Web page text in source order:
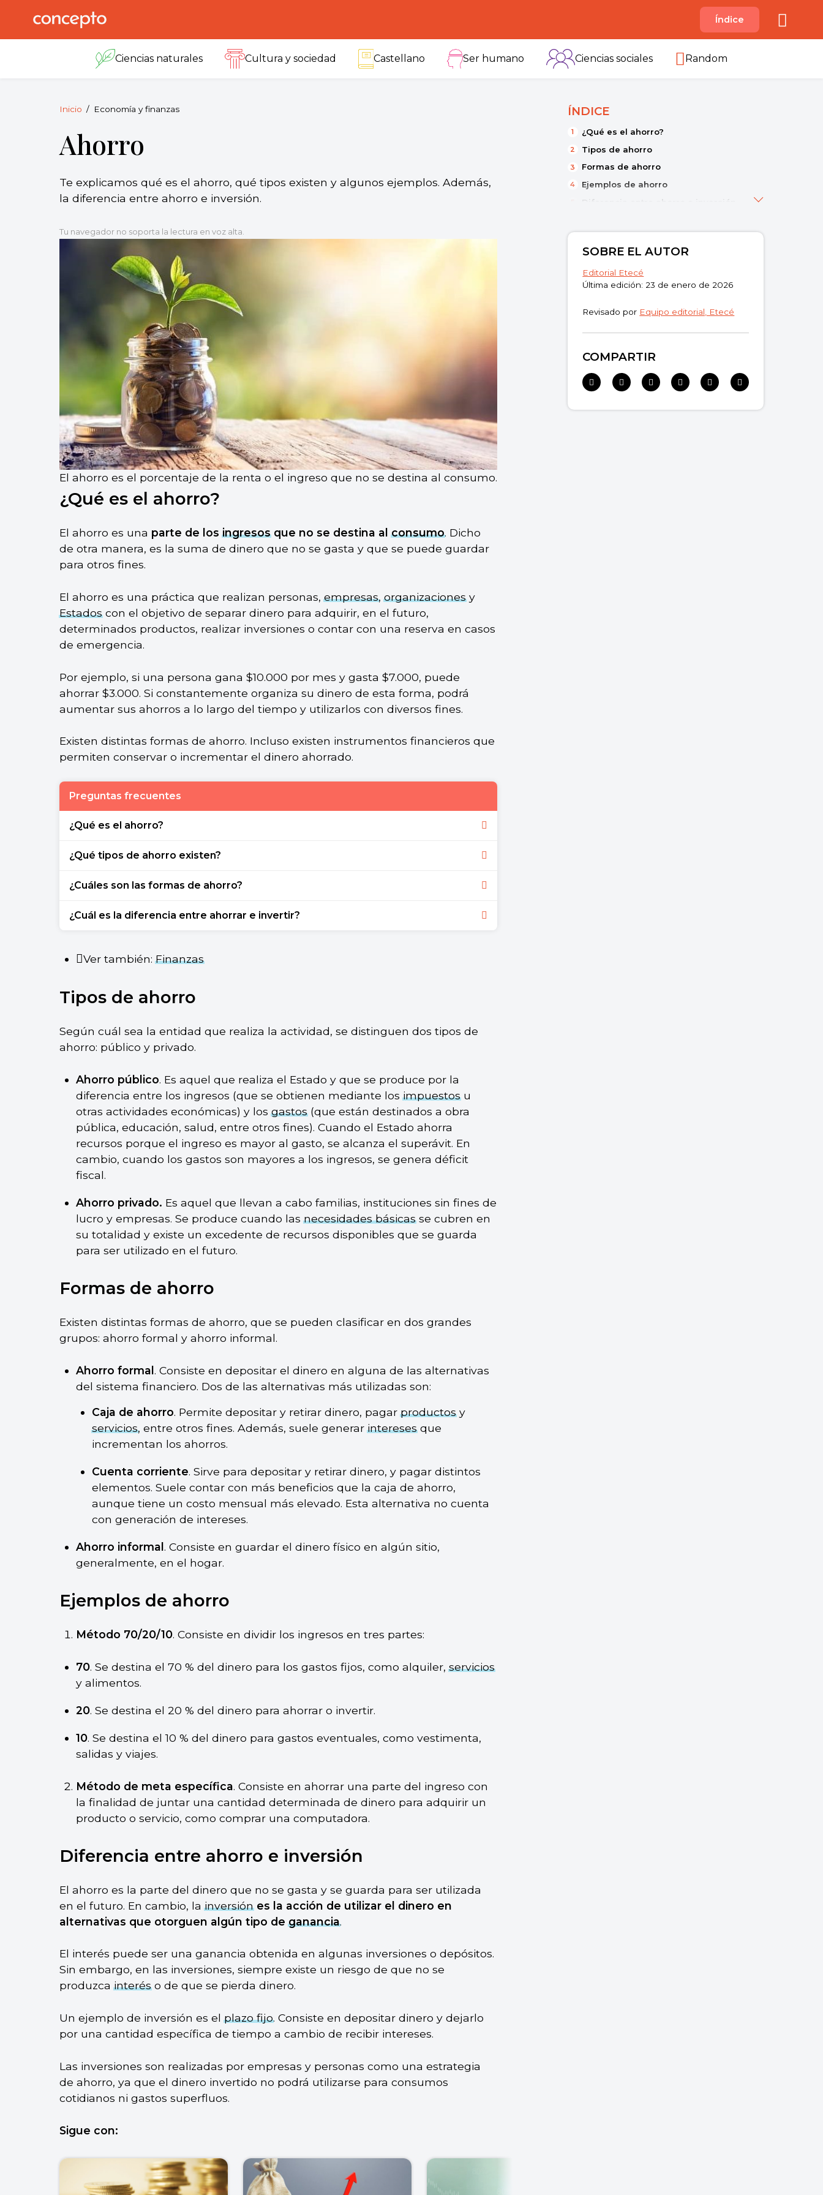
reservados.
B C
Índice
Ciencias naturales Cultura y sociedad Castellano Ser humano Ciencias sociales Random
Inicio Economía y finanzas
Ahorro
Te explicamos qué es el ahorro, qué tipos existen y algunos ejemplos. Además,
la diferencia entre ahorro e inversión.
Tu navegador no soporta la lectura en voz alta.
El ahorro es el porcentaje de la renta o el ingreso que no se destina al consumo.
¿Qué es el ahorro?
El ahorro es una parte de losingresosque no se destina alconsumo. Dicho
de otra manera, es la suma de dinero que no se gasta y que se puede guardar
para otros fines.
El ahorro es una práctica que realizan personas,empresas,organizacionesy
Estadoscon el objetivo de separar dinero para adquirir, en el futuro,
determinados productos, realizar inversiones o contar con una reserva en casos
de emergencia.
Por ejemplo, si una persona gana $10.000 por mes y gasta $7.000, puede
ahorrar $3.000. Si constantemente organiza su dinero de esta forma, podrá
aumentar sus ahorros a lo largo del tiempo y utilizarlos con diversos fines.
Existen distintas formas de ahorro. Incluso existen instrumentos financieros que
permiten conservar o incrementar el dinero ahorrado.
Preguntas frecuentes
¿Qué es el ahorro?
acumulada y, luego, utilizada en el futuro.
¿Qué tipos de ahorro existen?
privado (realizado por familias, instituciones sin fines de lucro y empresas).
¿Cuáles son las formas de ahorro?
alternativa del sistema financiero) y el ahorro informal (cuando se guarda el dinero
¿Cuál es la diferencia entre ahorrar e invertir?
para que genere alguna ganancia en un período de tiempo.
Ver también:Finanzas
Tipos de ahorro
Según cuál sea la entidad que realiza la actividad, se distinguen dos tipos de
ahorro: público y privado.
Ahorro público. Es aquel que realiza el Estado y que se produce por la
diferencia entre los ingresos (que se obtienen mediante losimpuestosu
otras actividades económicas) y losgastos(que están destinados a obra
pública, educación, salud, entre otros fines). Cuando el Estado ahorra
recursos porque el ingreso es mayor al gasto, se alcanza el superávit. En
cambio, cuando los gastos son mayores a los ingresos, se genera déficit
fiscal.
Ahorro privado. Es aquel que llevan a cabo familias, instituciones sin fines de
lucro y empresas. Se produce cuando lasnecesidades básicasse cubren en
su totalidad y existe un excedente de recursos disponibles que se guarda
para ser utilizado en el futuro.
Formas de ahorro
Existen distintas formas de ahorro, que se pueden clasificar en dos grandes
grupos: ahorro formal y ahorro informal.
Ahorro formal. Consiste en depositar el dinero en alguna de las alternativas
del sistema financiero. Dos de las alternativas más utilizadas son:
Caja de ahorro. Permite depositar y retirar dinero, pagarproductosy
servicios, entre otros fines. Además, suele generarinteresesque
incrementan los ahorros.
Cuenta corriente. Sirve para depositar y retirar dinero, y pagar distintos
elementos. Suele contar con más beneficios que la caja de ahorro,
aunque tiene un costo mensual más elevado. Esta alternativa no cuenta
con generación de intereses.
Ahorro informal . Consiste en guardar el dinero físico en algún sitio,
generalmente, en el hogar.
Ejemplos de ahorro
Método 70/20/10. Consiste en dividir los ingresos en tres partes:
70. Se destina el 70 % del dinero para los gastos fijos, como alquiler,servicios
y alimentos.
20. Se destina el 20 % del dinero para ahorrar o invertir.
10. Se destina el 10 % del dinero para gastos eventuales, como vestimenta,
salidas y viajes.
Método de meta específica. Consiste en ahorrar una parte del ingreso con
la finalidad de juntar una cantidad determinada de dinero para adquirir un
producto o servicio, como comprar una computadora.
Diferencia entre ahorro e inversión
El ahorro es la parte del dinero que no se gasta y se guarda para ser utilizada
en el futuro. En cambio, lainversión es la acción de utilizar el dinero en
alternativas que otorguen algún tipo deganancia.
El interés puede ser una ganancia obtenida en algunas inversiones o depósitos.
Sin embargo, en las inversiones, siempre existe un riesgo de que no se
produzcainteréso de que se pierda dinero.
Un ejemplo de inversión es elplazo fijo. Consiste en depositar dinero y dejarlo
por una cantidad específica de tiempo a cambio de recibir intereses.
Las inversiones son realizadas por empresas y personas como una estrategia
de ahorro, ya que el dinero invertido no podrá utilizarse para consumos
cotidianos ni gastos superfluos.
Sigue con:
ÍNDICE
¿Qué es el ahorro?
Tipos de ahorro
Formas de ahorro
Ejemplos de ahorro
Diferencia entre ahorro e inversión
SOBRE EL AUTOR
Editorial Etecé
Última edición: 23 de enero de 2026
Revisado por Equipo editorial, Etecé
COMPARTIR